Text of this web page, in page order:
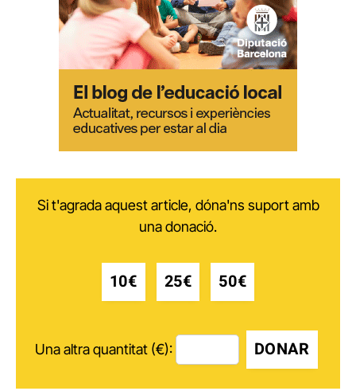
Si t'agrada aquest article, dóna'ns suport amb
una donació.
10€ 25€ 50€
Una altra quantitat (€): DONAR